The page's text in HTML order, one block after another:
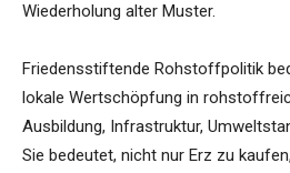
Wiederholung alter Muster.
Friedensstiftende Rohstoffpolitik
lokale Wertschöpfung in
Ausbildung, Infrastruktur,
Sie bedeutet, nicht nur Erz zu